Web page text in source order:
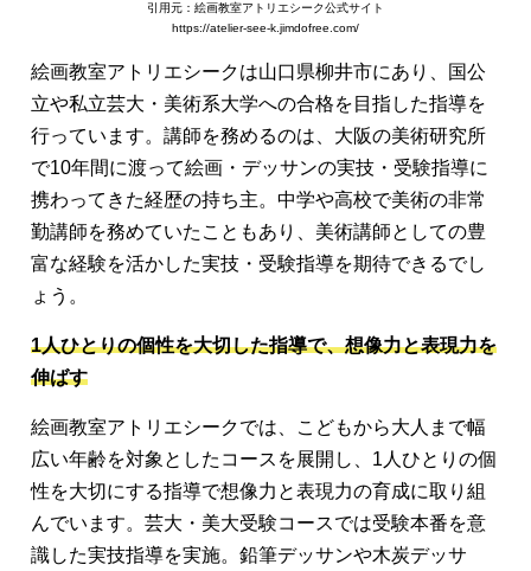
引用元：絵画教室アトリエシーク公式サイト
https://atelier-see-k.jimdofree.com/
絵画教室アトリエシークは山口県柳井市にあり、国公
立や私立芸大・美術系大学への合格を目指した指導を
行っています。講師を務めるのは、大阪の美術研究所
で10年間に渡って絵画・デッサンの実技・受験指導に
携わってきた経歴の持ち主。中学や高校で美術の非常
勤講師を務めていたこともあり、美術講師としての豊
富な経験を活かした実技・受験指導を期待できるでし
ょう。
1人ひとりの個性を大切した指導で、想像力と表現力を
伸ばす
絵画教室アトリエシークでは、こどもから大人まで幅
広い年齢を対象としたコースを展開し、1人ひとりの個
性を大切にする指導で想像力と表現力の育成に取り組
んでいます。芸大・美大受験コースでは受験本番を意
識した実技指導を実施。鉛筆デッサンや木炭デッサ